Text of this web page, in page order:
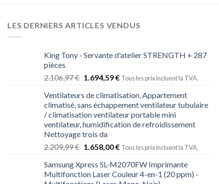
LES DERNIERS ARTICLES VENDUS
King Tony - Servante d'atelier STRENGTH + 287
pièces
2.106,97€ 1.694,59€ Tous les prix incluent la TVA.
Ventilateurs de climatisation, Appartement
climatisé, sans échappement ventilateur tubulaire
/ climatisation ventilateur portable mini
ventilateur, humidification de refroidissement
Nettoyage trois da
2.209,99€ 1.658,00€ Tous les prix incluent la TVA.
Samsung Xpress SL-M2070FW Imprimante
Multifonction Laser Couleur 4-en-1 (20 ppm) -